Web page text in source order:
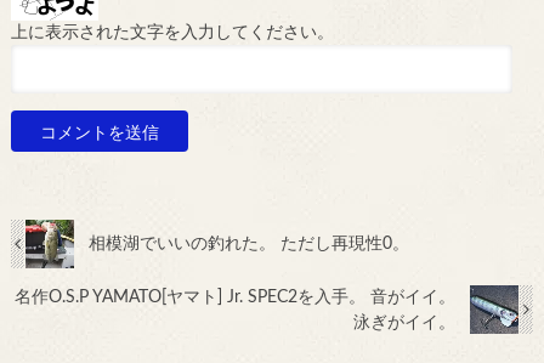
上に表示された文字を入力してください。
相模湖でいいの釣れた。 ただし再現性0。
名作O.S.P YAMATO[ヤマト] Jr. SPEC2を入手。 音がイイ。
泳ぎがイイ。